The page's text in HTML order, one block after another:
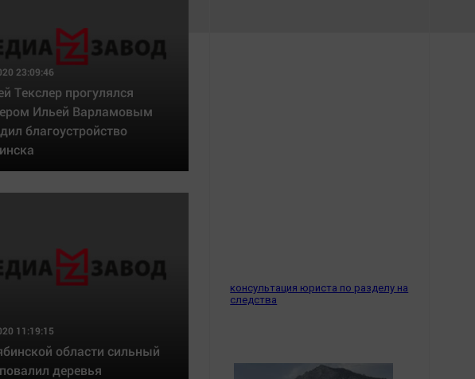
медиазавод
чтения
жизни
Наука
23:09:46
Текслер прогулялся
Ильей Варламовым
благоустройство
11:19:15
области сильный
деревья
консультация юриста по разделу на
следства